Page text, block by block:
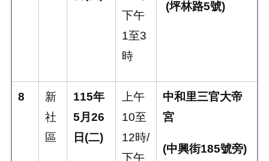
下午
1至3
時
(坪林路5號)
8
新
社
區
115年
5月 26
日 (二)
上午
10至
12時/
下午
中和里三官大帝
宮
(中興街185號旁)